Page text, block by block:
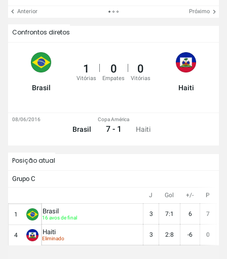
Posição atual
Grupo C
J Gol +/- P
1 Brasil
16 avos de final
3 7:1 6 7
4 Haiti
Eliminado
3 2:8 -6 0
Anterior Próximo
Confrontos diretos
Brasil
1
Vitórias
0
Empates
0
Vitórias
Haiti
Brasil
Copa América
7 - 1 Haiti
08/06/2016